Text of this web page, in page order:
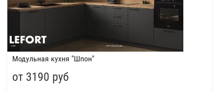
Модульная кухня "Шпон"
от 3190 руб